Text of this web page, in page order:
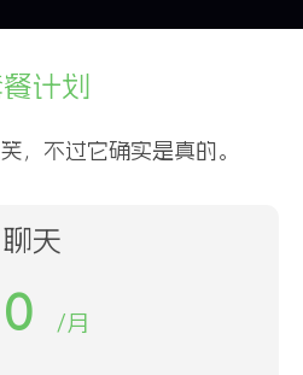
计划
，不过它确实是真的。
聊天
0 /月